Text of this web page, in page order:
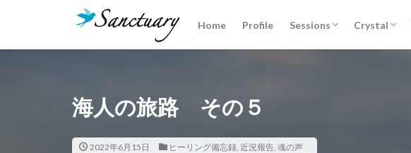
Home Profile Sessions Crystal
海人の旅路 その５
2022年6月15日 ヒーリング備忘録, 近況報告, 魂の声
カテゴリー
タグ
クリスタルあれこれ